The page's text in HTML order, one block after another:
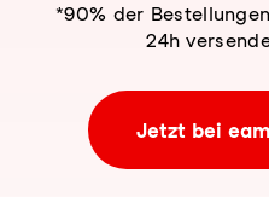
*90% der
24h
Jetzt bei